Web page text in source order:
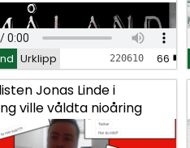
Urklipp 220610 66
Jonas Linde i
ville våldta nioåring
Urklipp 220610 66
Jonas Linde i
ville våldta nioåring